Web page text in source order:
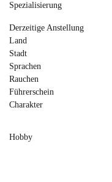
Spezialisierung
Derzeitige Anstellung
Land
Stadt
Sprachen
Rauchen
Führerschein
Charakter
Hobby